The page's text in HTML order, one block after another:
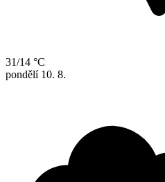
31/14 °C
pondělí 10. 8.